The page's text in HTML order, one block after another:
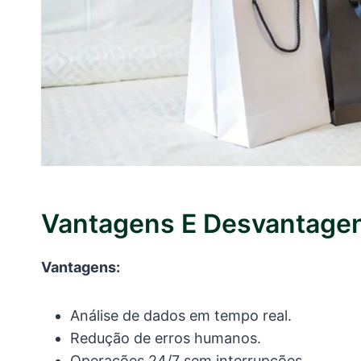
Vantagens E
Vantagens:
Análise de dados em tempo real.
Redução de erros humanos.